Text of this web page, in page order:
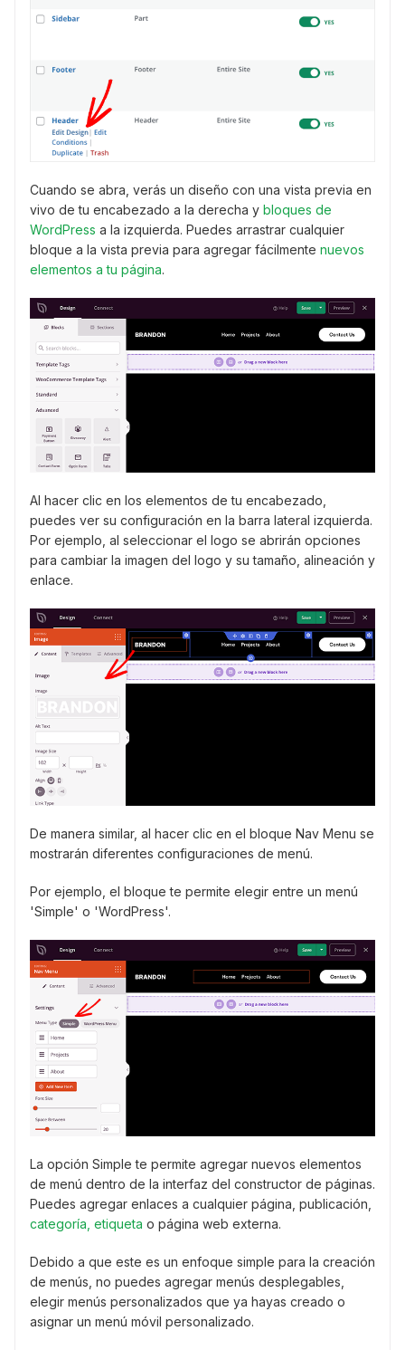
Cuando se abra, verás un diseño con una vista previa en
vivo de tu encabezado a la derecha y bloques de
WordPress a la izquierda. Puedes arrastrar cualquier
bloque a la vista previa para agregar fácilmente nuevos
elementos a tu página.
Al hacer clic en los elementos de tu encabezado,
puedes ver su configuración en la barra lateral izquierda.
Por ejemplo, al seleccionar el logo se abrirán opciones
para cambiar la imagen del logo y su tamaño, alineación y
enlace.
De manera similar, al hacer clic en el bloque Nav Menu se
mostrarán diferentes configuraciones de menú.
Por ejemplo, el bloque te permite elegir entre un menú
'Simple' o 'WordPress'.
La opción Simple te permite agregar nuevos elementos
de menú dentro de la interfaz del constructor de páginas.
Puedes agregar enlaces a cualquier página, publicación,
categoría, etiqueta o página web externa.
Debido a que este es un enfoque simple para la creación
de menús, no puedes agregar menús desplegables,
elegir menús personalizados que ya hayas creado o
asignar un menú móvil personalizado.